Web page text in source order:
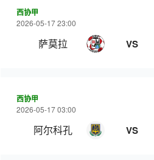
西协甲
2026-05-17 23:00
萨莫拉 VS
西协甲
2026-05-17 03:00
阿尔科孔 VS